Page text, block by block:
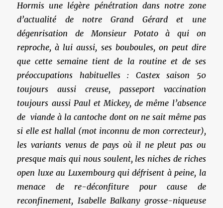
Hormis une légère pénétration dans notre zone
d’actualité de notre Grand Gérard et une
dégenrisation de Monsieur Potato à qui on
reproche, à lui aussi, ses bouboules, on peut dire
que cette semaine tient de la routine et de ses
préoccupations habituelles : Castex saison 50
toujours aussi creuse, passeport vaccination
toujours aussi Paul et Mickey, de même l’absence
de viande à la cantoche dont on ne sait même pas
si elle est hallal (mot inconnu de mon correcteur),
les variants venus de pays où il ne pleut pas ou
presque mais qui nous soulent, les niches de riches
open luxe au Luxembourg qui défrisent à peine, la
menace de re-déconfiture pour cause de
reconfinement, Isabelle Balkany grosse-niqueuse